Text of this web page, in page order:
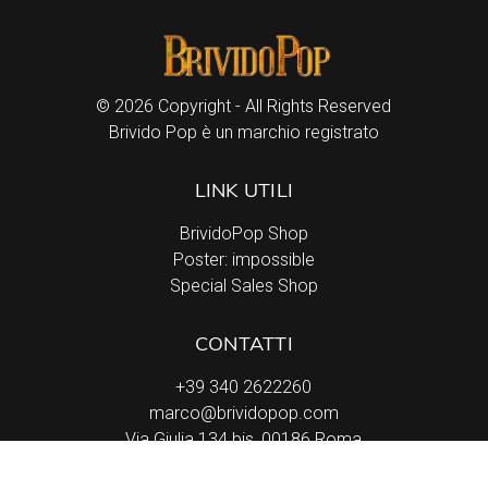
© 2026 Copyright - All Rights Reserved
Brivido Pop è un marchio registrato
LINK UTILI
BrividoPop Shop
Poster: impossible
Special Sales Shop
CONTATTI
+39 340 2622260
marco@brividopop.com
Via Giulia 134 bis, 00186 Roma